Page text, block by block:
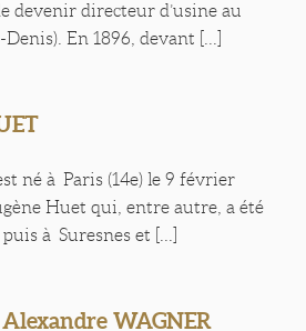
devenir directeur d’usine au
En 1896, devant [...]
né à Paris (14e) le 9 février
Huet qui, entre autre, a été
à Suresnes et [...]
WAGNER